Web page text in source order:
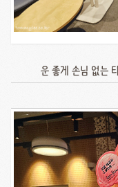
운 좋게 손님 없는